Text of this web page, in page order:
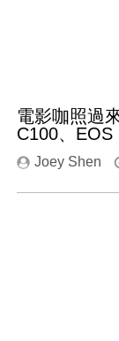
電影咖照過
C100、EOS
Joey Shen